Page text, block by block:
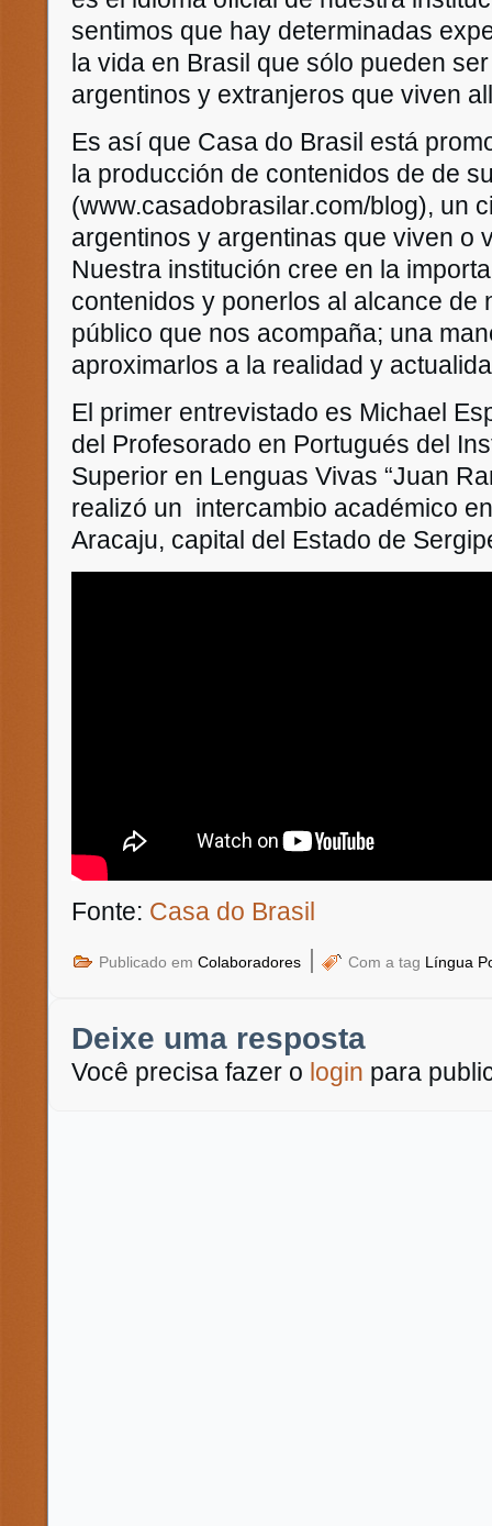
sentimos que hay determinadas
la vida en Brasil que sólo pueden
argentinos y extranjeros que viven
Es así que Casa do Brasil está
la producción de contenidos de de
(www.casadobrasilar.com/blog), un
argentinos y argentinas que viven o
Nuestra institución cree en la
contenidos y ponerlos al alcance de
público que nos acompaña; una
aproximarlos a la realidad y
El primer entrevistado es Michael
del Profesorado en Portugués del
Superior en Lenguas Vivas “Juan
realizó un intercambio académico
Aracaju, capital del Estado de
Fonte: Casa do Brasil
Publicado em Colaboradores | Com a tag Língua
Deixe uma resposta
Você precisa fazer o login para